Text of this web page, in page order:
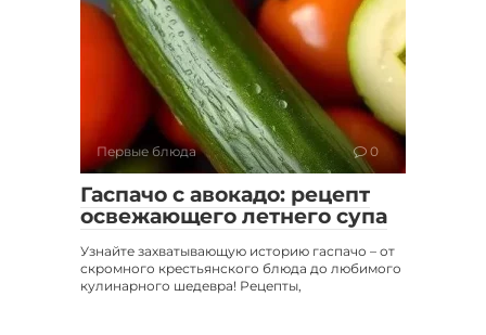
Первые блюда 0
Гаспачо с авокадо: рецепт
освежающего летнего супа
Узнайте захватывающую историю гаспачо – от
скромного крестьянского блюда до любимого
кулинарного шедевра! Рецепты,